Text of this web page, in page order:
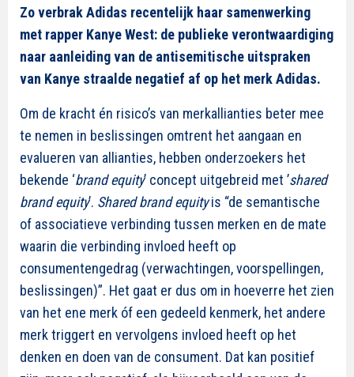
Zo verbrak Adidas recentelijk haar samenwerking
met rapper Kanye West: de publieke verontwaardiging
naar aanleiding van de antisemitische uitspraken
van Kanye straalde negatief af op het merk Adidas.
Om de kracht én risico’s van merkallianties beter mee
te nemen in beslissingen omtrent het aangaan en
evalueren van allianties, hebben onderzoekers het
bekende ‘brand equity’ concept uitgebreid met ’shared
brand equity’. Shared brand equityis “de semantische
of associatieve verbinding tussen merken en de mate
waarin die verbinding invloed heeft op
consumentengedrag (verwachtingen, voorspellingen,
beslissingen)”. Het gaat er dus om in hoeverre het zien
van het ene merk óf een gedeeld kenmerk, het andere
merk triggert en vervolgens invloed heeft op het
denken en doen van de consument. Dat kan positief